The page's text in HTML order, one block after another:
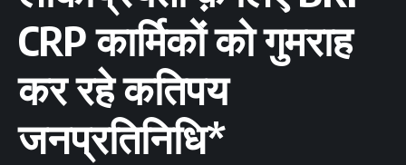
CRP कार्मिकों को गुमराह
कर रहे कतिपय
जनप्रतिनिधि*